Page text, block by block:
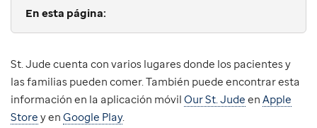
En esta página:
St. Jude cuenta con varios lugares donde los pacientes y
las familias pueden comer. También puede encontrar esta
información en la aplicación móvil Our St. Jude en Apple
Store y en Google Play.